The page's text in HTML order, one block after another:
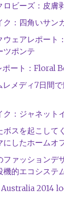
ロビーズ：皮膚
ク：四角いサン
ウェアレポート
ツポンテ
ポート：Floral
レメディ7日間
ク：ジャネット
ボスを起こして
にしたホームオ
ファッションデ
的エコシステ
2014